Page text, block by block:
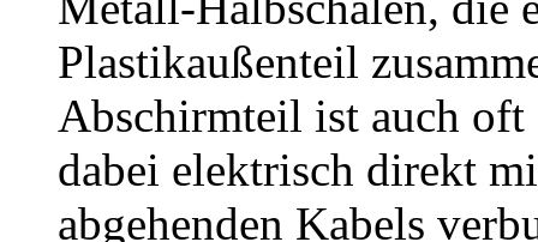
Plastikaußenteil
Abschirmteil ist auch
dabei elektrisch direkt
abgehenden Kabels